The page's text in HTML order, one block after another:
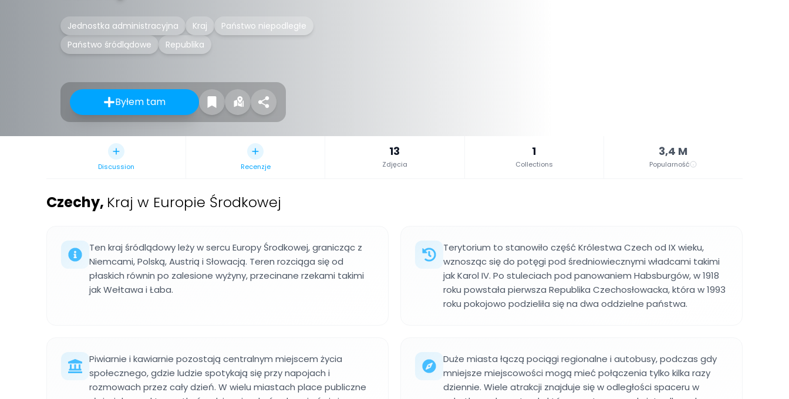
Jednostka administracyjna Kraj
Państwo niepodległe
Państwo śródlądowe
Republika
Byłem tam
Discussion Recenzje
13
Zdjęcia
1
Collections
3,4 M
Popularność
Czechy, Kraj w Europie Środkowej
Ten kraj śródlądowy leży w sercu Europy Środkowej, granicząc z
Niemcami, Polską, Austrią i Słowacją. Teren rozciąga się od
płaskich równin po zalesione wyżyny, przecinane rzekami takimi
jak Wełtawa i Łaba.
Terytorium to stanowiło część Królestwa Czech od IX wieku,
wznosząc się do potęgi pod średniowiecznymi władcami takimi
jak Karol IV. Po stuleciach pod panowaniem Habsburgów, w 1918
roku powstała pierwsza Republika Czechosłowacka, która w 1993
roku pokojowo podzieliła się na dwa oddzielne państwa.
Piwiarnie i kawiarnie pozostają centralnym miejscem życia
społecznego, gdzie ludzie spotykają się przy napojach i
rozmowach przez cały dzień. W wielu miastach place publiczne
Duże miasta łączą pociągi regionalne i autobusy, podczas gdy
mniejsze miejscowości mogą mieć połączenia tylko kilka razy
dziennie. Wiele atrakcji znajduje się w odległości spaceru w